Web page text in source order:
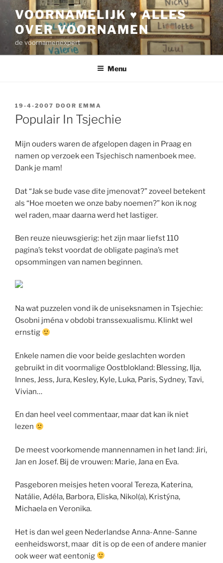
inhoud
VOORNAMELIJK ♥ ALLES
OVER VOORNAMEN
de voornamenexpert
Menu
GEPLAATST
OP
19-4-2007 DOOR EMMA
Populair In Tsjechie
Mijn ouders waren de afgelopen dagen in Praag en
namen op verzoek een Tsjechisch namenboek mee.
Dank je mam!
Dat “Jak se bude vase dite jmenovat?” zoveel betekent
als “Hoe moeten we onze baby noemen?” kon ik nog
wel raden, maar daarna werd het lastiger.
Ben reuze nieuwsgierig: het zijn maar liefst 110
pagina’s tekst voordat de obligate pagina’s met
opsommingen van namen beginnen.
Na wat puzzelen vond ik de uniseksnamen in Tsjechie:
Osobni jména v obdobi transsexualismu. Klinkt wel
ernstig
Enkele namen die voor beide geslachten worden
gebruikt in dit voormalige Oostblokland: Blessing, Ilja,
Innes, Jess, Jura, Kesley, Kyle, Luka, Paris, Sydney, Tavi,
Vivian…
En dan heel veel commentaar, maar dat kan ik niet
lezen
De meest voorkomende mannennamen in het land: Jiri,
Jan en Josef. Bij de vrouwen: Marie, Jana en Eva.
Pasgeboren meisjes heten vooral Tereza, Katerina,
Natálie, Adéla, Barbora, Eliska, Nikol(a), Kristýna,
Michaela en Veronika.
Het is dan wel geen Nederlandse Anna-Anne-Sanne
eenheidsworst, maar dit is op de een of andere manier
ook weer wat eentonig